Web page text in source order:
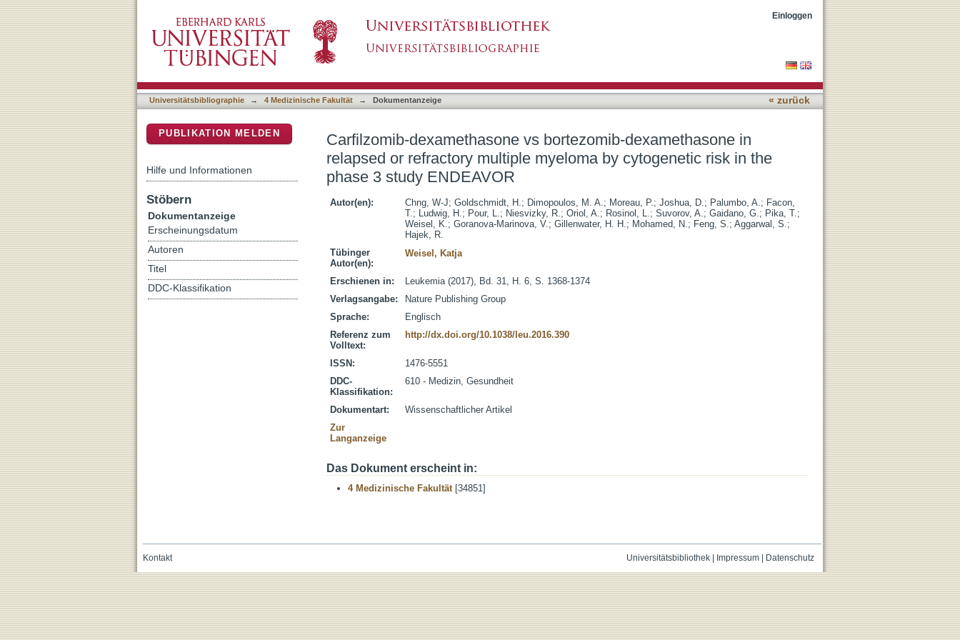
Carfilzomib-dexamethasone vs bortezomib-dexamethasone in relapsed or refractory multiple
myeloma by cytogenetic risk in the phase 3 study ENDEAVOR
Einloggen
Universitätsbibliographie → 4 Medizinische Fakultät → Dokumentanzeige « zurück
Carfilzomib-dexamethasone vs bortezomib-dexamethasone in
relapsed or refractory multiple myeloma by cytogenetic risk in the
phase 3 study ENDEAVOR
Autor(en): Chng, W-J; Goldschmidt, H.; Dimopoulos, M. A.; Moreau, P.; Joshua, D.; Palumbo, A.; Facon,
T.; Ludwig, H.; Pour, L.; Niesvizky, R.; Oriol, A.; Rosinol, L.; Suvorov, A.; Gaidano, G.; Pika, T.;
Weisel, K.; Goranova-Marinova, V.; Gillenwater, H. H.; Mohamed, N.; Feng, S.; Aggarwal, S.;
Hajek, R.
Tübinger
Autor(en):
Weisel, Katja
Erschienen in:
Leukemia (2017), Bd. 31, H. 6, S. 1368-1374
Verlagsangabe:
Nature Publishing Group
Sprache:
Englisch
Referenz zum
Volltext:
http://dx.doi.org/10.1038/leu.2016.390
ISSN:
1476-5551
DDC-
Klassifikation:
610 - Medizin, Gesundheit
Dokumentart:
Wissenschaftlicher Artikel
Zur
Langanzeige
Das Dokument erscheint in:
4 Medizinische Fakultät[34851]
PUBLIKATION MELDEN
Hilfe und Informationen
Stöbern
Dokumentanzeige
Erscheinungsdatum
Autoren
Titel
DDC-Klassifikation
Universitätsbibliothek| Impressum| Datenschutz
Kontakt